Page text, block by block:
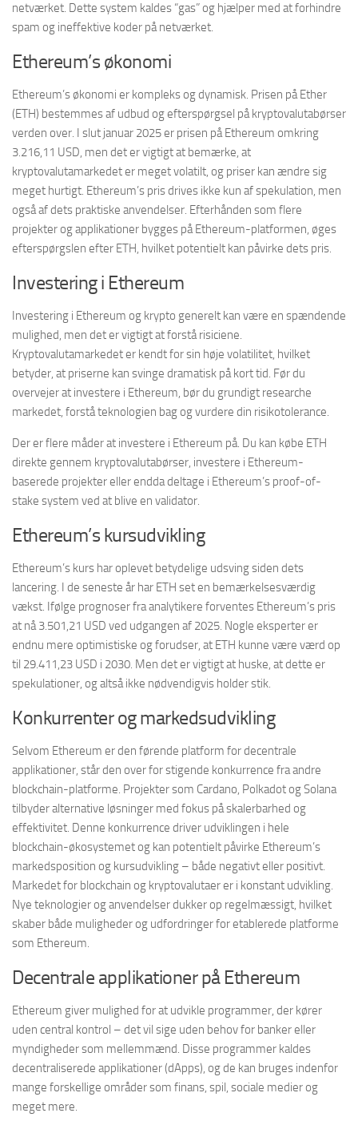
netværket. Dette system kaldes “gas” og hjælper med at forhindre
spam og ineffektive koder på netværket.
Ethereum’s økonomi
Ethereum’s økonomi er kompleks og dynamisk. Prisen på Ether
(ETH) bestemmes af udbud og efterspørgsel på kryptovalutabørser
verden over. I slut januar 2025 er prisen på Ethereum omkring
3.216,11 USD, men det er vigtigt at bemærke, at
kryptovalutamarkedet er meget volatilt, og priser kan ændre sig
meget hurtigt. Ethereum’s pris drives ikke kun af spekulation, men
også af dets praktiske anvendelser. Efterhånden som flere
projekter og applikationer bygges på Ethereum-platformen, øges
efterspørgslen efter ETH, hvilket potentielt kan påvirke dets pris.
Investering i Ethereum
Investering i Ethereum og krypto generelt kan være en spændende
mulighed, men det er vigtigt at forstå risiciene.
Kryptovalutamarkedet er kendt for sin høje volatilitet, hvilket
betyder, at priserne kan svinge dramatisk på kort tid. Før du
overvejer at investere i Ethereum, bør du grundigt researche
markedet, forstå teknologien bag og vurdere din risikotolerance.
Der er flere måder at investere i Ethereum på. Du kan købe ETH
direkte gennem kryptovalutabørser, investere i Ethereum-
baserede projekter eller endda deltage i Ethereum’s proof-of-
stake system ved at blive en validator.
Ethereum’s kursudvikling
Ethereum’s kurs har oplevet betydelige udsving siden dets
lancering. I de seneste år har ETH set en bemærkelsesværdig
vækst. Ifølge prognoser fra analytikere forventes Ethereum’s pris
at nå 3.501,21 USD ved udgangen af 2025. Nogle eksperter er
endnu mere optimistiske og forudser, at ETH kunne være værd op
til 29.411,23 USD i 2030. Men det er vigtigt at huske, at dette er
spekulationer, og altså ikke nødvendigvis holder stik.
Konkurrenter og markedsudvikling
Selvom Ethereum er den førende platform for decentrale
applikationer, står den over for stigende konkurrence fra andre
blockchain-platforme. Projekter som Cardano, Polkadot og Solana
tilbyder alternative løsninger med fokus på skalerbarhed og
effektivitet. Denne konkurrence driver udviklingen i hele
blockchain-økosystemet og kan potentielt påvirke Ethereum’s
markedsposition og kursudvikling – både negativt eller positivt.
Markedet for blockchain og kryptovalutaer er i konstant udvikling.
Nye teknologier og anvendelser dukker op regelmæssigt, hvilket
skaber både muligheder og udfordringer for etablerede platforme
som Ethereum.
Decentrale applikationer på Ethereum
Ethereum giver mulighed for at udvikle programmer, der kører
uden central kontrol – det vil sige uden behov for banker eller
myndigheder som mellemmænd. Disse programmer kaldes
decentraliserede applikationer (dApps), og de kan bruges indenfor
mange forskellige områder som finans, spil, sociale medier og
meget mere.